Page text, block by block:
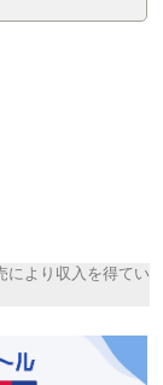
により収入を得てい